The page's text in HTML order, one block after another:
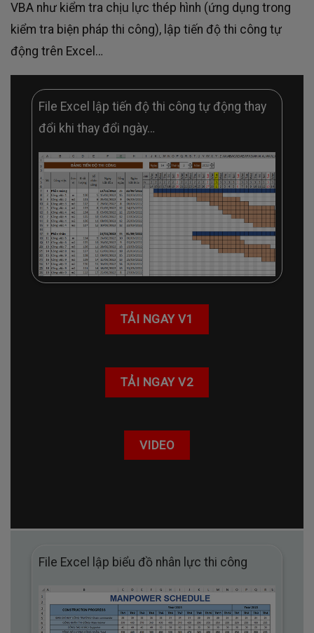
VBA như kiểm tra chịu lực thép hình (ứng dụng trong
kiểm tra biện pháp thi công), lập tiến độ thi công tự
động trên Excel…
File Excel lập tiến độ thi công tự động thay
đổi khi thay đổi ngày…
TẢI NGAY V1
TẢI NGAY V2
VIDEO
File Excel lập biểu đồ nhân lực thi công